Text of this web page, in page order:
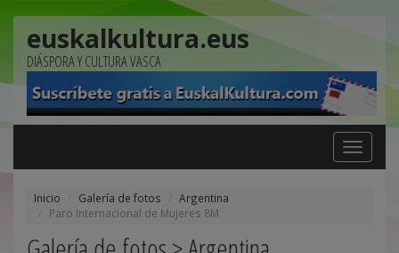
euskalkultura.eus
DIÁSPORA Y CULTURA VASCA
Toggle
navigation
Inicio Galería de fotos
Argentina
Paro Internacional de Mujeres 8M